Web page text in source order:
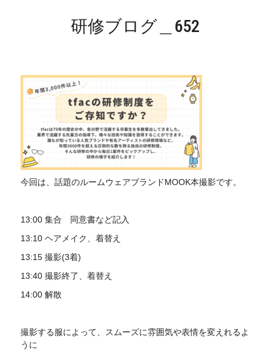
研修ブログ＿652
今回は、話題のルームウェアブランドMOOK本撮影です。
13:00 集合 同意書など記入
13:10 ヘアメイク、着替え
13:15 撮影(3着)
13:40 撮影終了、着替え
14:00 解散
撮影する服によって、スムーズに雰囲気や表情を変えれるよ
うに